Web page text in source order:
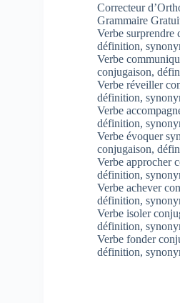
Correcteur
Grammaire
Verbe surprendre
définition,
Verbe
conjugaison,
Verbe réveiller
définition,
Verbe
définition,
Verbe évoquer
conjugaison,
Verbe approcher
définition,
Verbe achever
définition,
Verbe isoler
définition,
Verbe fonder
définition,